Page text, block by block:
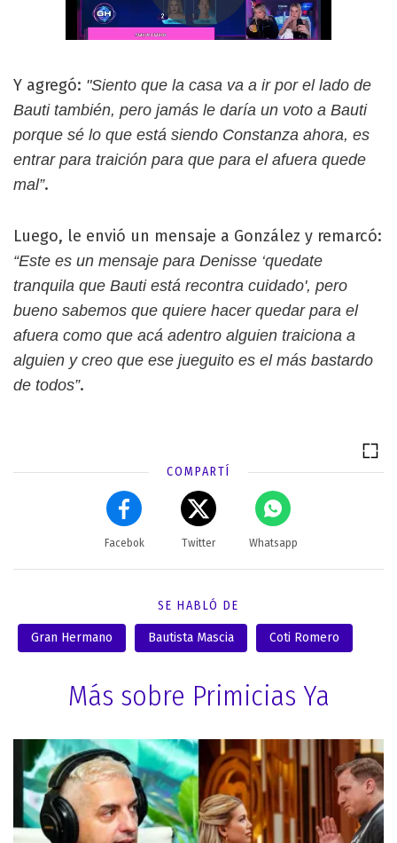
Y agregó: "Siento que la casa va a ir por el lado de
Bauti también, pero jamás le daría un voto a Bauti
porque sé lo que está siendo Constanza ahora, es
entrar para traición para que para el afuera quede
mal”.
Luego, le envió un mensaje a González y remarcó:
“Este es un mensaje para Denisse ‘quedate
tranquila que Bauti está recontra cuidado', pero
bueno sabemos que quiere hacer quedar para el
afuera como que acá adentro alguien traiciona a
alguien y creo que ese jueguito es el más bastardo
de todos”.
COMPARTÍ
Facebok Twitter Whatsapp
SE HABLÓ DE
Gran Hermano Bautista Mascia Coti Romero
Más sobre Primicias Ya